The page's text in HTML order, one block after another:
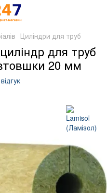
Циліндри для труб
для труб
20 мм